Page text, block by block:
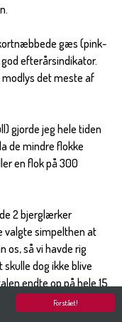
Forstået!
gæs (pink-
efterårsindikator.
det meste af
gjorde jeg hele tiden
de mindre flokke
en flok på 300
2 bjerglærker
valgte simpelthen at
os, så vi havde rig
dog ikke blive
endte op på hele 15
Disse valgte på
hvilket jo bare var ren